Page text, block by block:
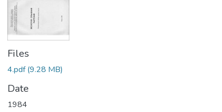
Files
4.pdf(9.28 MB)
Date
1984